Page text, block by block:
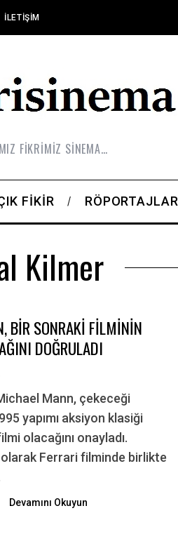
İLETIŞIM
FİKRİMİZ SİNEMA…
FIKIR RÖPORTAJLAR
Kilmer
BİR SONRAKİ FİLMİNİN
DOĞRULADI
Mann, çekeceği
yapımı aksiyon klasiği
olacağını onayladı.
Ferrari filminde birlikte
Devamını Okuyun